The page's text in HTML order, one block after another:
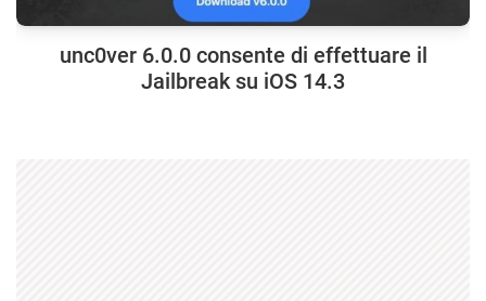
unc0ver 6.0.0 consente di effettuare il
Jailbreak su iOS 14.3